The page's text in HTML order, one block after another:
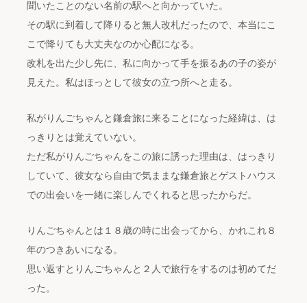
アパートメントについて
入居者一覧
聞いたことのない名前の駅へと向かっていた。
その駅に到着して降りると無人改札だったので、本当にこ
こで降りても大丈夫なのか心配になる。
改札を出た少し先に、私に向かって手を振るあの子の姿が
見えた。私はほっとして彼女の立つ所へと走る。
私がりんごちゃんと鎌倉旅に来ることになった経緯は、は
っきりとは覚えていない。
ただ私がりんごちゃんをこの旅に誘った理由は、はっきり
していて、彼女なら自由で気ままな鎌倉旅とゲストハウス
での出会いを一緒に楽しんでくれると思ったからだ。
りんごちゃんとは１８歳の時に出会ってから、かれこれ８
年のつきあいになる。
思い返すとりんごちゃんと２人で旅行をするのは初めてだ
った。